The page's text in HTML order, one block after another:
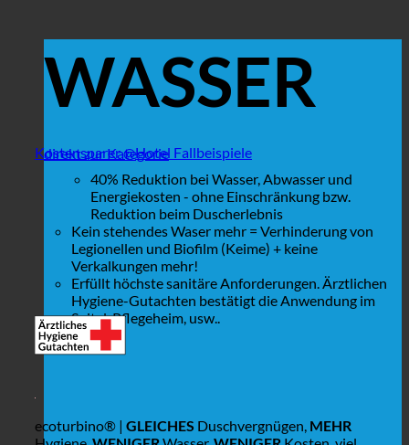
WASSER
direkt zur Kategorie
Kostensparer @Hotel Fallbeispiele
40% Reduktion bei Wasser, Abwasser und
Energiekosten - ohne Einschränkung bzw.
Reduktion beim Duscherlebnis
Kein stehendes Waser mehr = Verhinderung von
Legionellen und Biofilm (Keime) + keine
Verkalkungen mehr!
Erfüllt höchste sanitäre Anforderungen. Ärztlichen
Hygiene-Gutachten bestätigt die Anwendung im
Spital, Pflegeheim, usw..
ecoturbino® | GLEICHES Duschvergnügen, MEHR